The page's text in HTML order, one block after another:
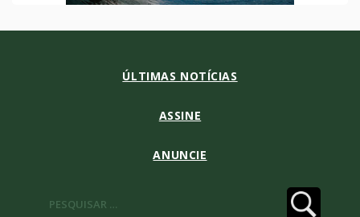
ÚLTIMAS NOTÍCIAS
ASSINE
ANUNCIE